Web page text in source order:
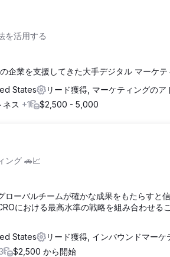
を活用する
企業を支援してきた大手デジタル マーケテ
States
リード獲得, マーケティングのア
ネス +1 $2,500 - 5,000
ング 🚗📈
ローバルチームが確かな成果をもたらすと
における最高水準の戦略を組み合わせ
States
リード獲得, インバウンドマーケ
$2,500 から開始